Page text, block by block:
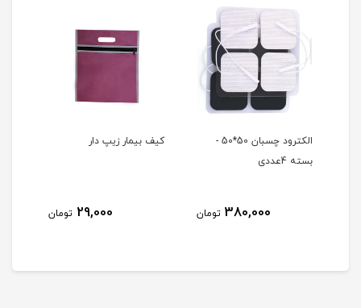
الکترود چسبان 50*50 -
بسته 4عددی
380,000 تومان
کیف بیمار زیپ دار
29,000 تومان